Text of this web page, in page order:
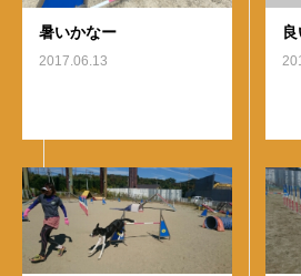
暑いかなー
2017.06.13